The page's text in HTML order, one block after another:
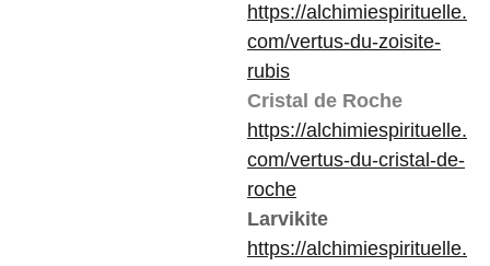
https://alchimiespirituelle.
com/vertus-du-zoisite-
rubis
Cristal de Roche
https://alchimiespirituelle.
com/vertus-du-cristal-de-
roche
Larvikite
https://alchimiespirituelle.